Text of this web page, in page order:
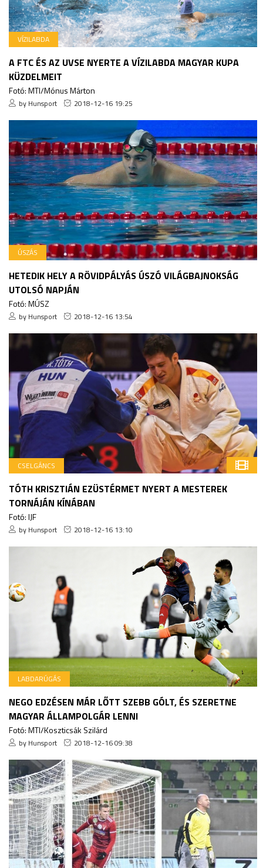
VÍZILABDA
A FTC ÉS AZ UVSE NYERTE A VÍZILABDA MAGYAR KUPA
KÜZDELMEIT
Fotó: MTI/Mónus Márton
by Hunsport 2018-12-16 19:25
ÚSZÁS
HETEDIK HELY A RÖVIDPÁLYÁS ÚSZÓ VILÁGBAJNOKSÁG
UTOLSÓ NAPJÁN
Fotó: MÚSZ
by Hunsport 2018-12-16 13:54
CSELGÁNCS
TÓTH KRISZTIÁN EZÜSTÉRMET NYERT A MESTEREK
TORNÁJÁN KÍNÁBAN
Fotó: IJF
by Hunsport 2018-12-16 13:10
LABDARÚGÁS
NEGO EDZÉSEN MÁR LŐTT SZEBB GÓLT, ÉS SZERETNE
MAGYAR ÁLLAMPOLGÁR LENNI
Fotó: MTI/Koszticsák Szilárd
by Hunsport 2018-12-16 09:38